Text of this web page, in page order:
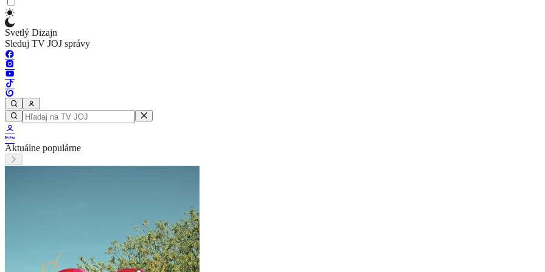
Svetlý Dizajn
Sleduj TV JOJ správy
Aktuálne populárne